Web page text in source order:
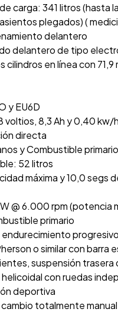
carga: 341 litros (hasta
plegados) (
delantero
delantero de tipo
cilindros en línea con
y EU6D
8,3 Ah y 0,40 kw/
directa
y Combustible
52 litros
máxima y 10,0 segs
@ 6.000 rpm (potencia
primario
o similar con barra
suspensión trasera
con ruedas
deportiva
totalmente